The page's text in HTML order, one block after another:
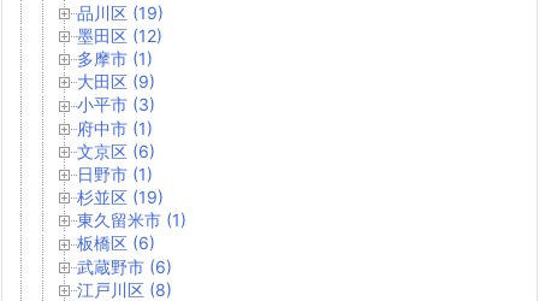
品川区 (19)
墨田区 (12)
多摩市 (1)
大田区 (9)
小平市 (3)
府中市 (1)
文京区 (6)
日野市 (1)
杉並区 (19)
東久留米市 (1)
板橋区 (6)
武蔵野市 (6)
江戸川区 (8)